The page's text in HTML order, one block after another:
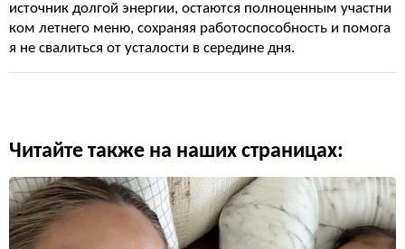
источник долгой энергии, остаются полноценным участни
ком летнего меню, сохраняя работоспособность и помога
я не свалиться от усталости в середине дня.
Читайте также на наших страницах: